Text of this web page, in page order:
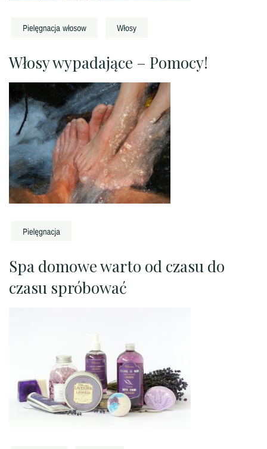
Włosy wypadające – Pomocy!
Spa domowe warto od czasu do
czasu spróbować